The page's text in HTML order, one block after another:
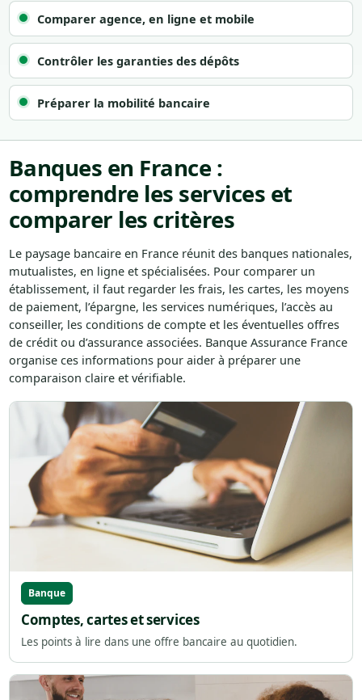
Comparer agence, en ligne et mobile
Contrôler les garanties des dépôts
Préparer la mobilité bancaire
Banques en France :
comprendre les services et
comparer les critères
Le paysage bancaire en France réunit des banques nationales,
mutualistes, en ligne et spécialisées. Pour comparer un
établissement, il faut regarder les frais, les cartes, les moyens
de paiement, l’épargne, les services numériques, l’accès au
conseiller, les conditions de compte et les éventuelles offres
de crédit ou d’assurance associées. Banque Assurance France
organise ces informations pour aider à préparer une
comparaison claire et vérifiable.
Banque
Comptes, cartes et services
Les points à lire dans une offre bancaire au quotidien.